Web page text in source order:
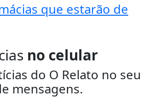
que estarão de
no celular
do O Relato no seu
mensagens.